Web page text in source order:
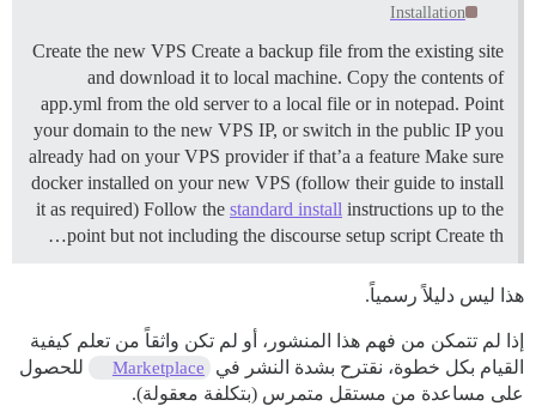
Installation
Create the new VPS Create a backup file from the existing site
and download it to local machine. Copy the contents of
app.yml from the old server to a local file or in notepad. Point
your domain to the new VPS IP, or switch in the public IP you
already had on your VPS provider if that’a a feature Make sure
docker installed on your new VPS (follow their guide to install
it as required) Follow the standard install instructions up to the
point but not including the discourse setup script Create th…
هذا ليس دليلاً رسمياً.
إذا لم تتمكن من فهم هذا المنشور، أو لم تكن واثقاً من تعلم كيفية
القيام بكل خطوة، نقترح بشدة النشر في
Marketplace
للحصول
على مساعدة من مستقل متمرس (بتكلفة معقولة).